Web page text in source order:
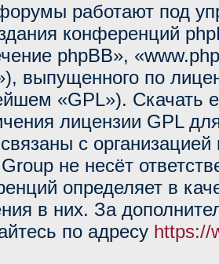
работают под
конференций
phpBB»,
выпущенного по
«GPL»). Скачать
лицензии GPL
связаны с
не несёт
определяет в
в них. За
по адресу https://